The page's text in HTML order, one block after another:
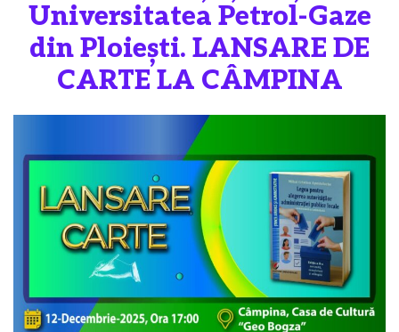
Universitatea Petrol-Gaze
din Ploiești. LANSARE DE
CARTE LA CÂMPINA